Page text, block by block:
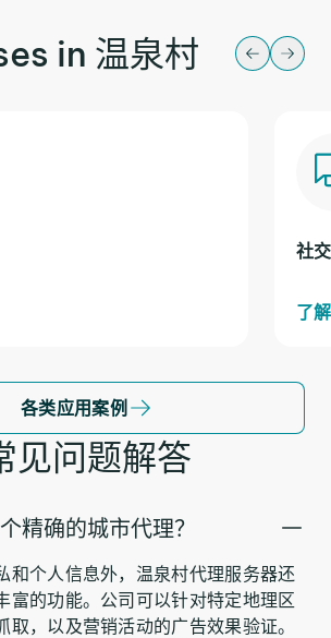
in 温泉村
社
了
各类应用案例
见问题解答
精确的城市代理？
和个人信息外，温泉村代理服务器还
富的功能。公司可以针对特定地理区
取，以及营销活动的广告效果验证。